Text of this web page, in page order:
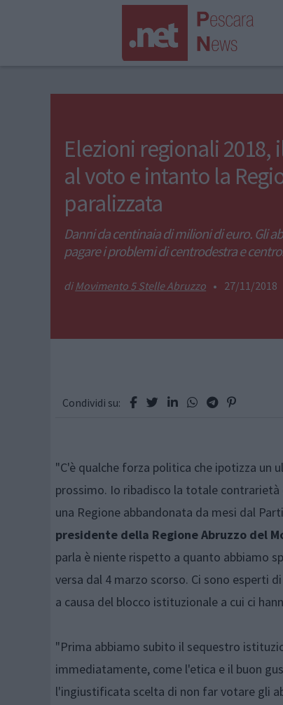
Elezioni regionali 2018,
al voto e intanto la
paralizzata
Danni da centinaia di milioni di euro. Gli
pagare i problemi di centrodestra e
Movimento 5 Stelle Abruzzo • 27/11/2018
Condividi su:
"C'è qualche forza politica che ipotizza un
prossimo. Io ribadisco la totale
una Regione abbandonata da mesi dal
presidente della Regione Abruzzo del
parla è niente rispetto a quanto abbiamo
versa dal 4 marzo scorso. Ci sono esperti
a causa del blocco istituzionale a cui ci
"Prima abbiamo subito il sequestro
immediatamente, come l'etica e il buon
l'ingiustificata scelta di non far votare gli